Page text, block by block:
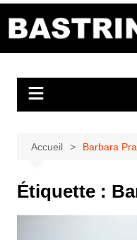
Accueil Barbara
Étiquette :